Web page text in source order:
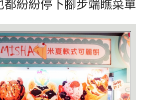
都紛紛停下腳步端瞧菜單